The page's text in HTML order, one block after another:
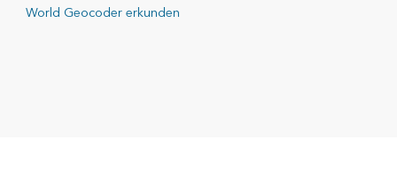
World Geocoder erkunden